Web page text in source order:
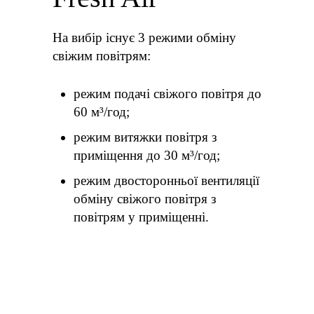
На вибір існує 3 режими обміну
свіжим повітрям:
режим подачі свіжого повітря до
60 м³/год;
режим витяжки повітря з
приміщення до 30 м³/год;
режим двосторонньої вентиляції
обміну свіжого повітря з
повітрям у приміщенні.